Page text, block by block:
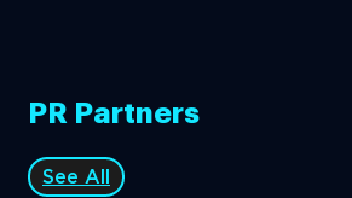
PR Partners
See All